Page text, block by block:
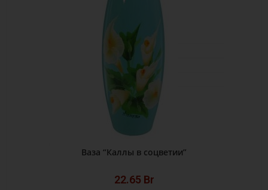
Ваза “Каллы в соцветии”
22.65 Br